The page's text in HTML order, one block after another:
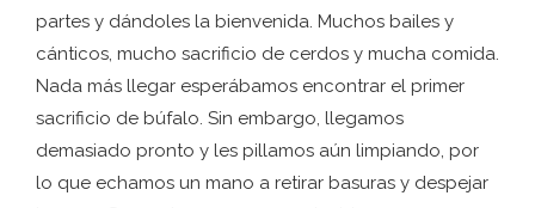
partes y dándoles la bienvenida. Muchos bailes y
cánticos, mucho sacrificio de cerdos y mucha comida.
Nada más llegar esperábamos encontrar el primer
sacrificio de búfalo. Sin embargo, llegamos
demasiado pronto y les pillamos aún limpiando, por
lo que echamos un mano a retirar basuras y despejar